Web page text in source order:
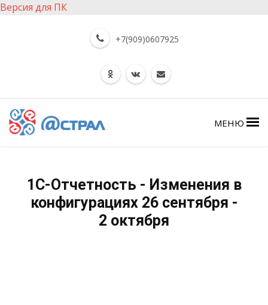
Версия для ПК
+7(909)0607925
МЕНЮ
1C-Отчетность - Изменения в
конфигурациях 26 сентября -
2 октября